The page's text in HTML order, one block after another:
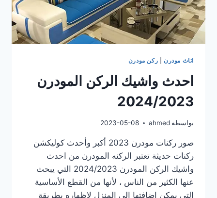
اثاث مودرن| ركن مودرن
احدث واشيك الركن المودرن
2024/2023
بواسطة ahmed
2023-05-08
صور ركنات مودرن 2023 أكبر وأحدث كوليكشن
ركنات حديثة تعتبر الركنه المودرن من احدث
واشيك الركن المودرن 2024/2023 التي يبحث
عنها الكثير من الناس ، لأنها من القطع الأساسية
التي يمكن إضافتها إلى المنزل لإظهاره بطريقة